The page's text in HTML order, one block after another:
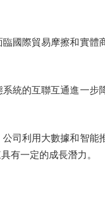
國際貿易摩擦和實體
統的互聯互通進一步
司利用大數據和智能
有一定的成長潛力。